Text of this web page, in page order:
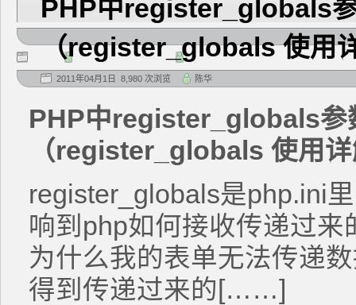
PHP中register_globals
（register_globals 使用
2011年04月1日 8,980 次浏览 陈华
PHP中register_globals参
（register_globals 使用
register_globals是php.ini
响到php如何接收传递过
为什么我的表单无法传递
得到传递过来的[……]